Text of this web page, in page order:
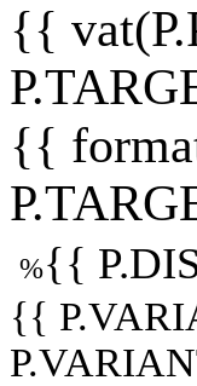
{{
{{
%{{
{{